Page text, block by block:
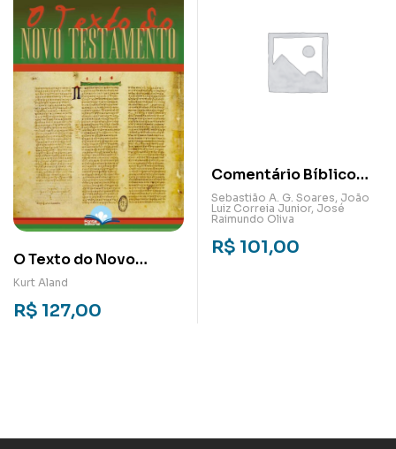
O Texto do Novo
Testamento
Kurt Aland
R$ 127,00
Comentário Bíblico
Latino-Americano:
Marcos
Sebastião A. G. Soares, João
Luiz Correia Junior, José
Raimundo Oliva
R$ 101,00